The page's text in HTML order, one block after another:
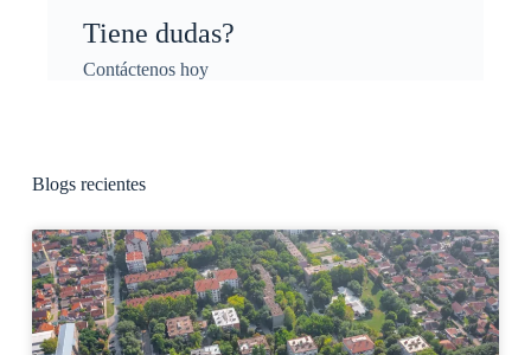
Tiene dudas?
Contáctenos hoy
Blogs recientes